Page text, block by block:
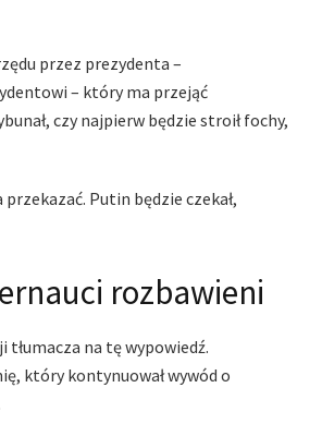
przez prezydenta –
– który ma przejąć
czy najpierw będzie stroił fochy,
Putin będzie czekał,
rozbawieni
tłumacza na tę wypowiedź.
który kontynuował wywód o